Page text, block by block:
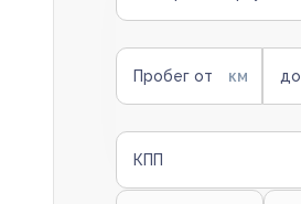
Пробег от до
КПП